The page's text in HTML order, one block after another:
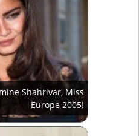
Shahrivar, Miss
Europe 2005!